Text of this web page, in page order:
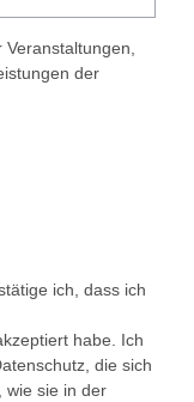
Veranstaltungen,
der
ich, dass ich
habe. Ich
die sich
wie sie in der